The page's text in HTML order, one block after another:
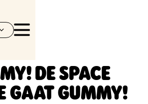
DE SPACE
GAAT GUMMY!